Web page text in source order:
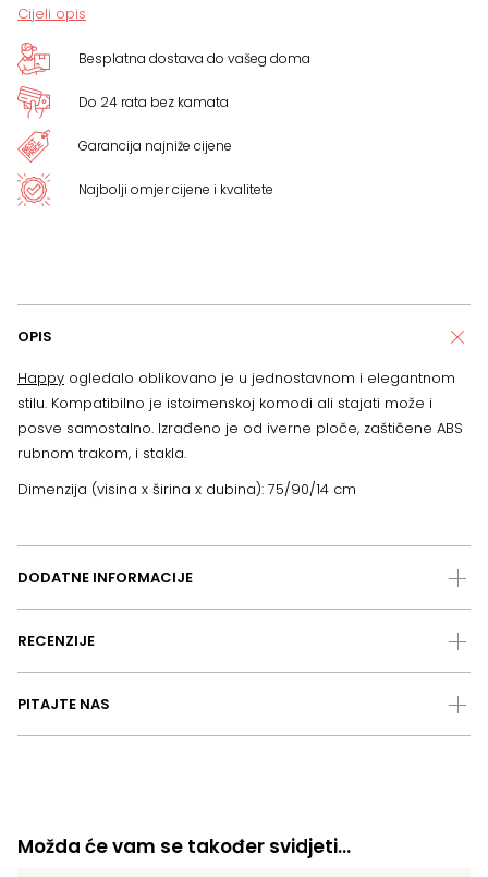
Cijeli opis
Besplatna dostava do vašeg doma
Do 24 rata bez kamata
Garancija najniže cijene
Najbolji omjer cijene i kvalitete
OPIS
Happy ogledalo oblikovano je u jednostavnom i elegantnom
stilu. Kompatibilno je istoimenskoj komodi ali stajati može i
posve samostalno. Izrađeno je od iverne ploče, zaštičene ABS
rubnom trakom, i stakla.
Dimenzija (visina x širina x dubina): 75/90/14 cm
DODATNE INFORMACIJE
RECENZIJE
PITAJTE NAS
Možda će vam se također svidjeti…